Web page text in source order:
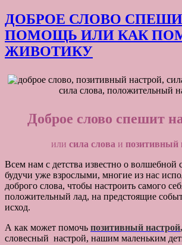
ЧТО
ДЕЛАТЬ,
ЕСЛИ
ДОБРОЕ СЛОВО
ПОМОЩЬ ИЛИ КАК
ЖИВОТИКУ
Доброе слово спешит
или сила слова и позитивный
Всем нам с детства известно о волшебной
будучи уже взрослыми, многие из нас
доброго слова, чтобы настроить самого
положительный лад, на предстоящие
исход.
А как может помочь позитивный настрой,
словесный настрой, нашим маленьким